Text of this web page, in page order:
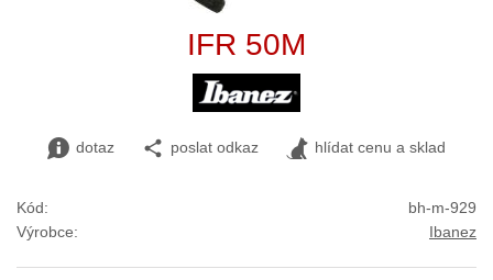
IFR 50M
dotaz poslat odkaz hlídat cenu a sklad
Kód:
bh-m-929
Výrobce:
Ibanez